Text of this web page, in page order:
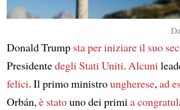
Donald Trump sta per iniziareil suo
Presidentedegli Stati Uniti. Alcuni
felici. Il primo ministroungherese,ad
Orbán,è statouno dei primia